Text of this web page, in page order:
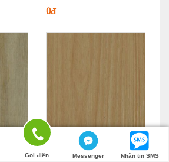
0đ
Gọi điện Messenger Nhắn tin SMS